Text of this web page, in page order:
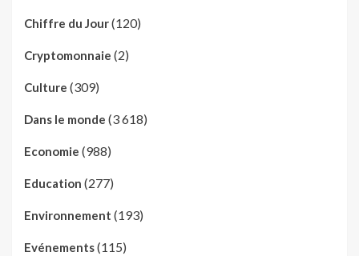
Chiffre du Jour(120)
Cryptomonnaie (2)
Culture (309)
Dans le monde (3 618)
Economie (988)
Education (277)
Environnement (193)
Evénements(115)